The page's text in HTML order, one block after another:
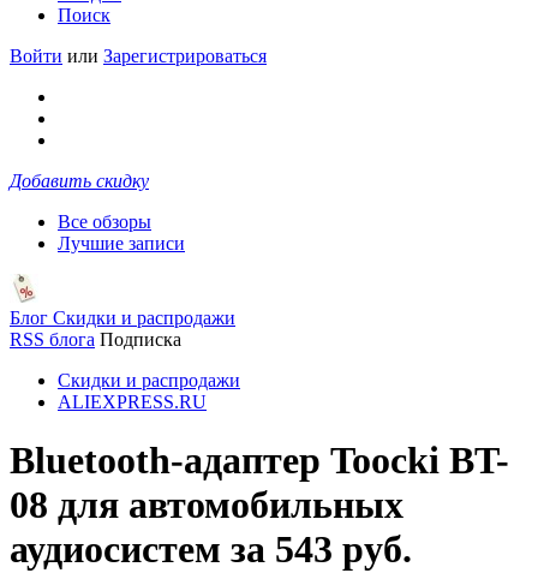
Поиск
Войти или Зарегистрироваться
Добавить скидку
Все обзоры
Лучшие записи
Блог Скидки и распродажи
RSS блога Подписка
Скидки и распродажи
ALIEXPRESS.RU
Bluetooth-адаптер Toocki BT-
08 для автомобильных
аудиосистем за 543 руб.